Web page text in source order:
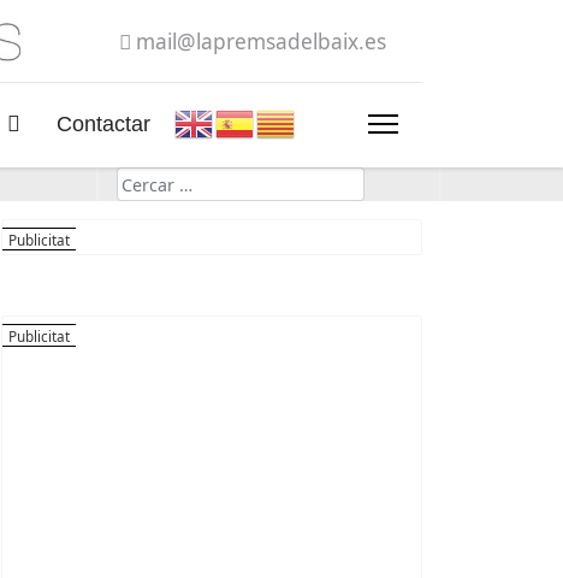
mail@lapremsadelbaix.es
Contactar
Cerca